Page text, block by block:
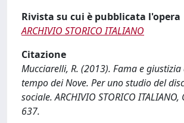
Rivista su cui è pubblicata l'opera
ARCHIVIO STORICO ITALIANO
Citazione
Mucciarelli, R. (2013). Fama e giustizia
tempo dei Nove. Per uno studio del
sociale. ARCHIVIO STORICO ITALIANO,
637.